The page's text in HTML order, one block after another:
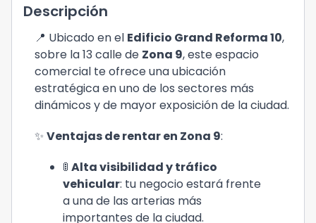
Descripción
📍 Ubicado en el Edificio Grand Reforma 10,
sobre la 13 calle de Zona 9, este espacio
comercial te ofrece una ubicación
estratégica en uno de los sectores más
dinámicos y de mayor exposición de la ciudad.
✨ Ventajas de rentar en Zona 9:
🚦 Alta visibilidad y tráfico
vehicular: tu negocio estará frente
a una de las arterias más
importantes de la ciudad.